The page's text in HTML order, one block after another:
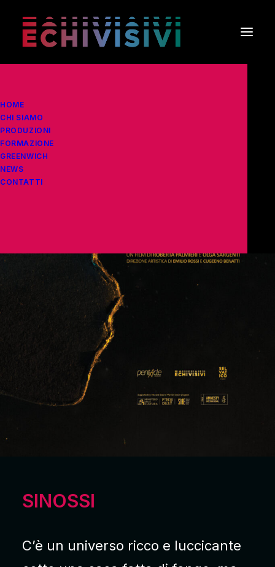
HOME
CHI SIAMO
PRODUZIONI
FORMAZIONE
GREENWICH
NEWS
CONTATTI
SINOSSI
C’è un universo ricco e luccicante